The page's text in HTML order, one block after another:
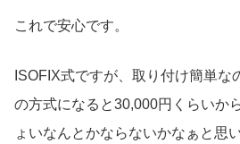
これで安心です。
ISOFIX式ですが、取り付け簡単な
の方式になると30,000円くらいか
ょいなんとかならないかなぁと思